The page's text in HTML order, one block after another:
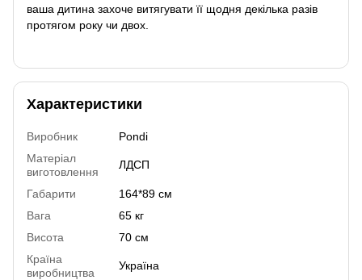
ваша дитина захоче витягувати її щодня декілька разів
протягом року чи двох.
Характеристики
Виробник
Pondi
Матеріал
виготовлення
ЛДСП
Габарити
164*89 см
Вага
65 кг
Висота
70 см
Країна
виробництва
Україна